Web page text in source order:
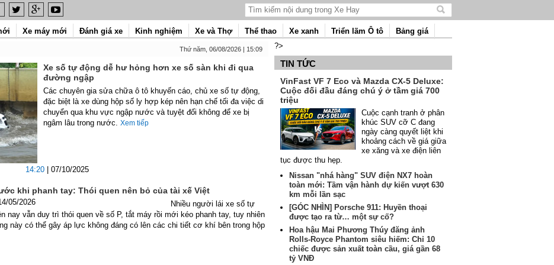
Tìm
nội
Xe máy mới Đánh giá xe Kinh nghiệm Xe và Thợ Thể thao Xe xanh Triển lãm Ô tô
Bảng giá
Thứ năm, 06/08/2026 | 15:09
Xe số tự động dễ hư hỏng hơn xe số sàn khi đi qua
đường ngập
14:20 | 07/10/2025
Các chuyên gia sửa chữa ô tô khuyến cáo, chủ xe số tự động,
đặc biệt là xe dùng hộp số ly hợp kép nên hạn chế tối đa việc di
chuyển qua khu vực ngập nước và tuyệt đối không để xe bị
ngâm lâu trong nước. Xem tiếp
khi phanh tay: Thói quen nên bỏ của tài xế Việt
05/2026
Nhiều người lái xe số tự
nay vẫn duy trì thói quen về số P, tắt máy rồi mới kéo phanh tay, tuy nhiên
này có thể gây áp lực không đáng có lên các chi tiết cơ khí bên trong hộp
?>
TIN TỨC
VinFast VF 7 Eco và Mazda CX-5 Deluxe:
Cuộc đối đầu đáng chú ý ở tầm giá 700
triệu
Cuộc cạnh tranh ở phân
khúc SUV cỡ C đang
ngày càng quyết liệt khi
khoảng cách về giá giữa
xe xăng và xe điện liên
tục được thu hẹp.
Nissan "nhá hàng" SUV điện NX7 hoàn
toàn mới: Tầm vận hành dự kiến vượt 630
km mỗi lần sạc
[GÓC NHÌN] Porsche 911: Huyền thoại
được tạo ra từ… một sự cố?
Hoa hậu Mai Phương Thúy đăng ảnh
Rolls-Royce Phantom siêu hiếm: Chỉ 10
chiếc được sản xuất toàn cầu, giá gần 68
tỷ VNĐ